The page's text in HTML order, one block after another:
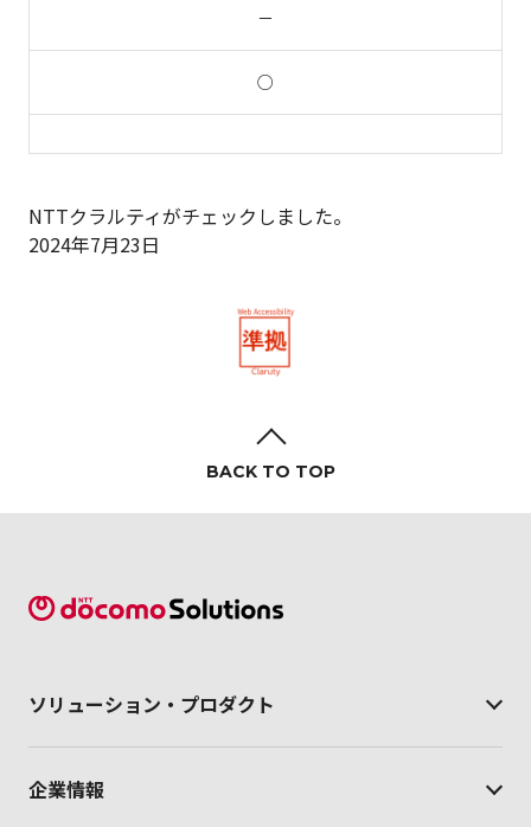
－
○
NTTクラルティがチェックしました。
2024年7月23日
BACK TO TOP
ソリューション・ プロダクト
企業情報